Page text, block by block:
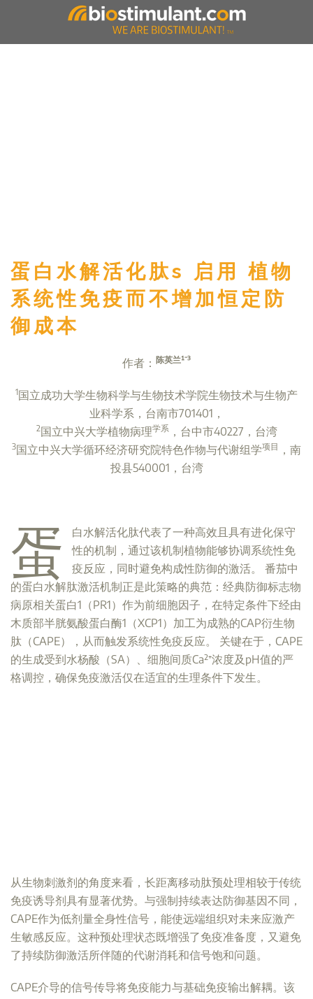
蛋白水解活化肽s 启用
植物
系统性免疫而不增加恒定防
御成本
作者： 陈英兰¹⁻³
1国立成功大学生物科学与生物技术学院生物技术与生物产
业科学系，台南市701401，
2国立中兴大学植物病理学系，台中市40227，台湾
3国立中兴大学循环经济研究院特色作物与代谢组学项目 ，南
投县540001，台湾
蛋
白水解活化肽代表了一种高效且具有进化保守
性的机制，通过该机制植物能够协调系统性免
疫反应，同时避免构成性防御的激活。 番茄中
的蛋白水解肽激活机制正是此策略的典范：经典防御标志物
病原相关蛋白1（PR1）作为前细胞因子，在特定条件下经由
木质部半胱氨酸蛋白酶1（XCP1）加工为成熟的CAP衍生物
肽（CAPE），从而触发系统性免疫反应。 关键在于，CAPE
的生成受到水杨酸（SA）、细胞间质Ca²⁺浓度及pH值的严
格调控，确保免疫激活仅在适宜的生理条件下发生。
从生物刺激剂的角度来看，长距离移动肽预处理相较于传统
免疫诱导剂具有显著优势。与强制持续表达防御基因不同，
CAPE作为低剂量全身性信号，能使远端组织对未来应激产
生敏感反应。这种预处理状态既增强了免疫准备度，又避免
了持续防御激活所伴随的代谢消耗和信号饱和问题。
CAPE介导的信号传导将免疫能力与基础免疫输出解耦。该